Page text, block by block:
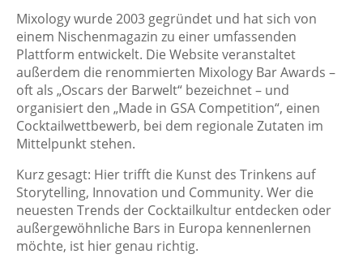
Mixology wurde 2003 gegründet und hat sich von
einem Nischenmagazin zu einer umfassenden
Plattform entwickelt. Die Website veranstaltet
außerdem die renommierten Mixology Bar Awards –
oft als „Oscars der Barwelt“ bezeichnet – und
organisiert den „Made in GSA Competition“, einen
Cocktailwettbewerb, bei dem regionale Zutaten im
Mittelpunkt stehen.
Kurz gesagt: Hier trifft die Kunst des Trinkens auf
Storytelling, Innovation und Community. Wer die
neuesten Trends der Cocktailkultur entdecken oder
außergewöhnliche Bars in Europa kennenlernen
möchte, ist hier genau richtig.